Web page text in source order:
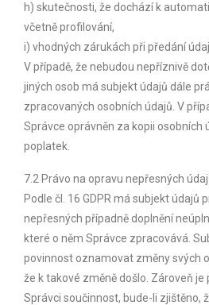
h) skutečnosti, že dochází k
včetně profilování,
i) vhodných zárukách při předání
V případě, že nebudou nepříznivě
jiných osob má subjekt údajů dále
zpracovaných osobních údajů. V
Správce oprávněn za kopii osobních
poplatek.
7.2 Právo na opravu nepřesných
Podle čl. 16 GDPR má subjekt údajů
nepřesných případně doplnění
které o něm Správce zpracovává.
povinnost oznamovat změny svých
že k takové změně došlo. Zároveň
Správci součinnost, bude-li zjištěno,